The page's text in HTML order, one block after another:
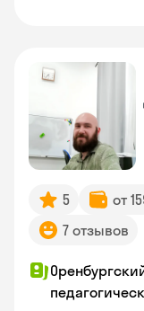
5 от
7 отзывов